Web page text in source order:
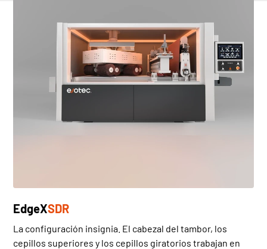
EdgeXSDR
La configuración insignia. El cabezal del tambor, los
cepillos superiores y los cepillos giratorios trabajan en